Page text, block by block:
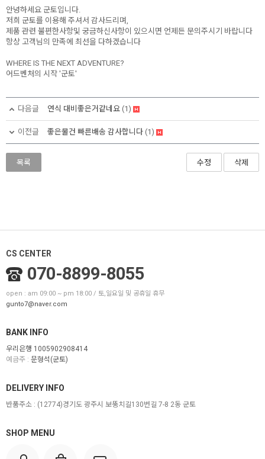
안녕하세요 군토입니다.
저희 군토를 이용해 주셔서 감사드리며,
제품 관련 불편한사항및 궁금하신사항이 있으시면 언제든 문의주시기 바랍니다
항상 고객님의 만족에 최선을 다하겠습니다
WHERE IS THE NEXT ADVENTURE?
어드벤처의 시작 '군토'
다음글 연식 대비좋은거같네요 (1)
이전글 좋은물건 빠른배송 감사합니다 (1)
목록 수정 삭제
CS CENTER
070-8899-8055
open : am 09:00 ~ pm 18:00 / 토,일요일 및 공휴일 휴무
gunto7@naver.com
BANK INFO
우리은행 1005902908414
예금주 : 문형석(군토)
SHOP MENU
DELIVERY INFO
반품주소 : (12774)경기도 광주시 보뚱치길130번길 7-8 2동 군토